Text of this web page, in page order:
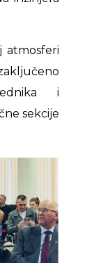
atmosferi
i
sekcije